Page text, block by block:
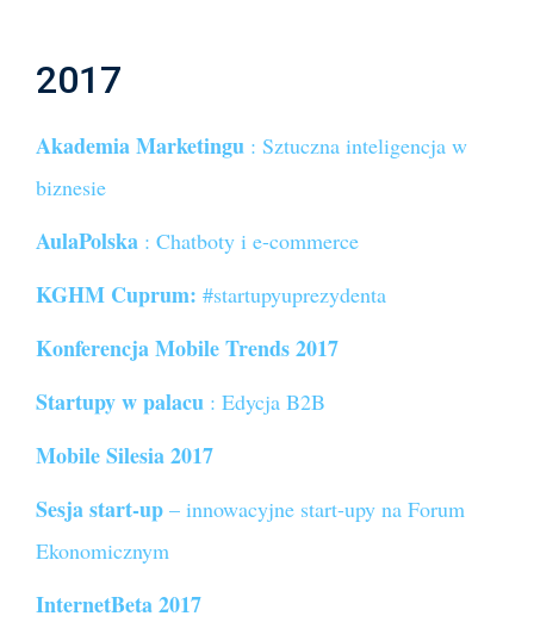
2017
Akademia Marketingu : Sztuczna inteligencja w
biznesie
AulaPolska : Chatboty i e-commerce
KGHM Cuprum: #startupyuprezydenta
Konferencja Mobile Trends 2017
Startupy w palacu : Edycja B2B
Mobile Silesia 2017
Sesja start-up – innowacyjne start-upy na Forum
Ekonomicznym
InternetBeta 2017